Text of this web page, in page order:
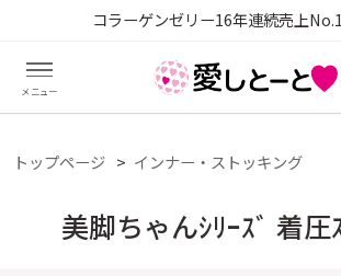
コラーゲンゼリー16年連続売上No.1
トップページ インナー・ストッキング
美脚ちゃんｼﾘｰｽﾞ 着圧